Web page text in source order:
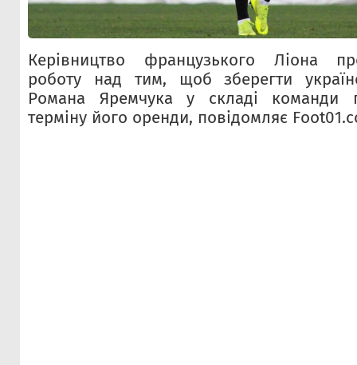
Керівництво французького Ліона
роботу над тим, щоб зберегти
Романа Яремчука у складі команди
терміну його оренди, повідомляє